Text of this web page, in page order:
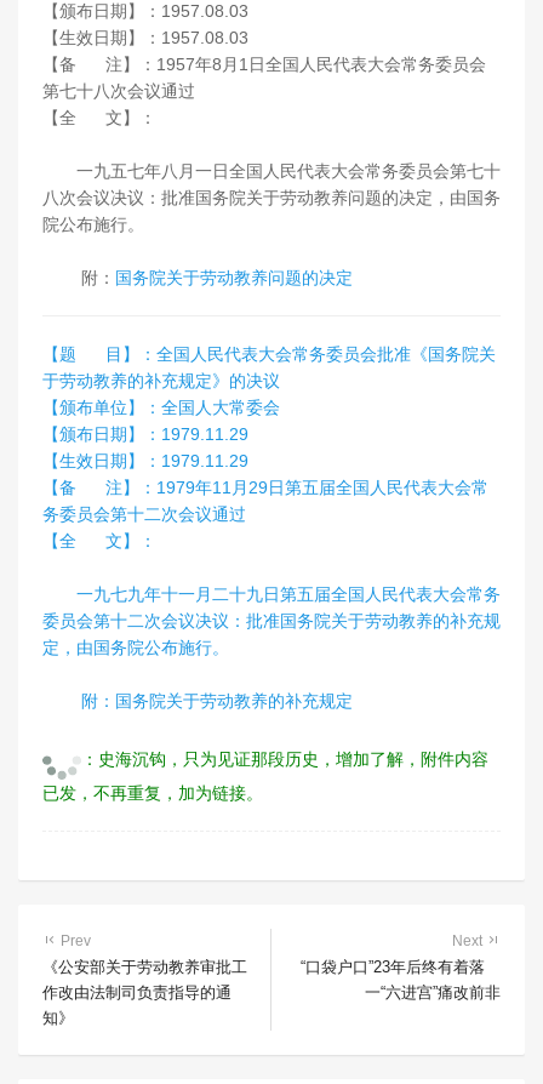
【颁布日期】：1957.08.03
【生效日期】：1957.08.03
【备 注】：1957年8月1日全国人民代表大会常务委员会
第七十八次会议通过
【全 文】：
一九五七年八月一日全国人民代表大会常务委员会第七十
八次会议决议：批准国务院关于劳动教养问题的决定，由国务
院公布施行。
附： 国务院关于劳动教养问题的决定
【题 目】：全国人民代表大会常务委员会批准《国务院关
于劳动教养的补充规定》的决议
【颁布单位】：全国人大常委会
【颁布日期】：1979.11.29
【生效日期】：1979.11.29
【备 注】：1979年11月29日第五届全国人民代表大会常
务委员会第十二次会议通过
【全 文】：
一九七九年十一月二十九日第五届全国人民代表大会常务
委员会第十二次会议决议：批准国务院关于劳动教养的补充规
定，由国务院公布施行。
附： 国务院关于劳动教养的补充规定
：史海沉钩，只为见证那段历史，增加了解，附件内容
已发，不再重复，加为链接。
Prev
《公安部关于劳动教养审批工
作改由法制司负责指导的通
知》
Next
“口袋户口”23年后终有着落
一“六进宫”痛改前非